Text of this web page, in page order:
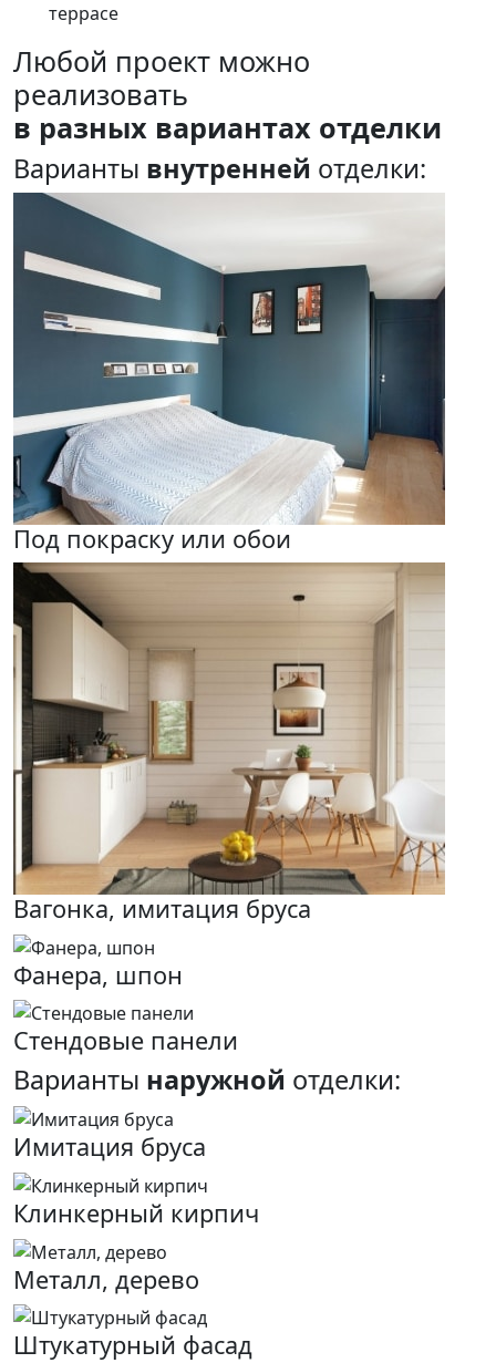
террасе
Любой проект можно
реализовать
в разных вариантах отделки
Варианты внутренней отделки:
Под покраску или обои
Вагонка, имитация бруса
Фанера, шпон
Стендовые панели
Варианты наружной отделки:
Имитация бруса
Клинкерный кирпич
Металл, дерево
Штукатурный фасад